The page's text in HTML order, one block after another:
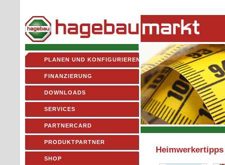
PLANEN UND KONFIGURIEREN
FINANZIERUNG
DOWNLOADS
SERVICES
PARTNERCARD
PRODUKTPARTNER
SHOP
Heimwerkertipps